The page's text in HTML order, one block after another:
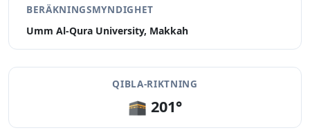
BERÄKNINGSMYNDIGHET
Umm Al-Qura University, Makkah
QIBLA-RIKTNING
🕋 201°